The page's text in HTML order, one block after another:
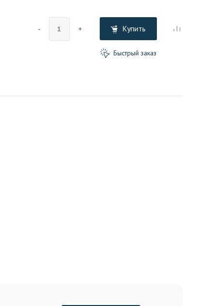
- + Купить
Быстрый заказ